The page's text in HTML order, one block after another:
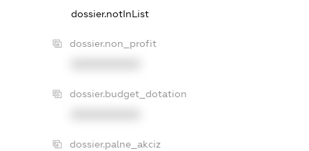
dossier.notInList
dossier.non_profit
dossier.budget_dotation
dossier.palne_akciz